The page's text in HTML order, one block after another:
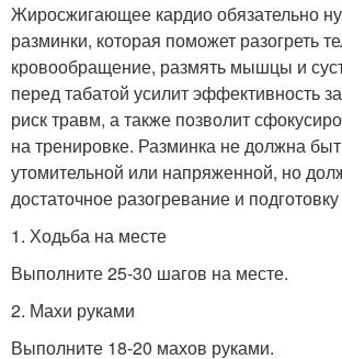
Жиросжигающее кардио обязательно
разминки, которая поможет разогреть
кровообращение, размять мышцы и
перед табатой усилит эффективность
риск травм, а также позволит
на тренировке. Разминка не должна
утомительной или напряженной, но
достаточное разогревание и
1. Ходьба на месте
Выполните 25-30 шагов на месте.
2. Махи руками
Выполните 18-20 махов руками.